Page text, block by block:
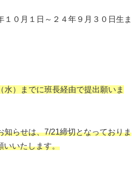
１日～２４年９月３０日生ま
水）までに班長経由で提出願いま
らせは、7/21締切となっておりま
いいたします。